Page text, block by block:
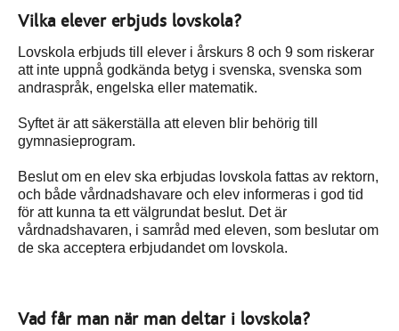
Vilka elever erbjuds lovskola?
Lovskola erbjuds till elever i årskurs 8 och 9 som riskerar
att inte uppnå godkända betyg i svenska, svenska som
andraspråk, engelska eller matematik.
Syftet är att säkerställa att eleven blir behörig till
gymnasieprogram.
Beslut om en elev ska erbjudas lovskola fattas av rektorn,
och både vårdnadshavare och elev informeras i god tid
för att kunna ta ett välgrundat beslut. Det är
vårdnadshavaren, i samråd med eleven, som beslutar om
de ska acceptera erbjudandet om lovskola.
Vad får man när man deltar i lovskola?